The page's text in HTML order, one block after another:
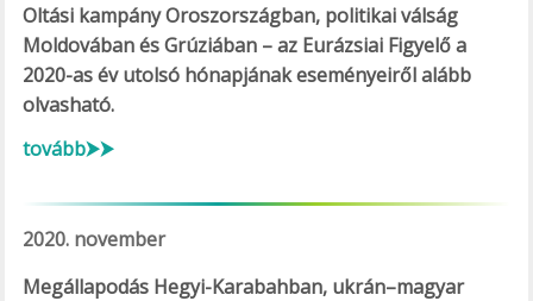
Oltási kampány Oroszországban, politikai válság
Moldovában és Grúziában – az Eurázsiai Figyelő a
2020-as év utolsó hónapjának eseményeiről alább
olvasható.
tovább⮞⮞
2020. november
Megállapodás Hegyi-Karabahban, ukrán–magyar